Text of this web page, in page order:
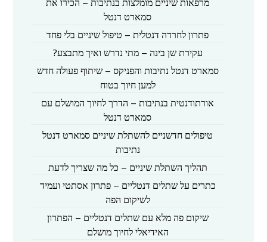
סמארט דנטל
פתרון לחרדה דנטלית – טיפול שיניים בלי פחד
עקירת שן בינה – מתי נדרש ואיך מתבצע?
סמארט דנטל נתיבות והפניקס – שיתוף פעולה חדש
למען חיוך בטוח
אורתודנטית בנתיבות – הדרך לחיוך המושלם עם
סמארט דנטל
טיפולים חדשניים להשתלת שיניים סמארט דנטל
נתיבות
תהליך השתלת שיניים – כל מה שצריך לדעת
כתרים על שתלים דנטליים – פתרון אסתטי ועמיד
לשיקום הפה
שיקום פה מלא עם שתלים דנטליים – הפתרון
האידיאלי לחיוך מושלם